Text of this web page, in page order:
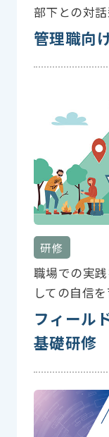
部下との対
管理職向
研修
職場での実
しての自信
フィール
基礎研修